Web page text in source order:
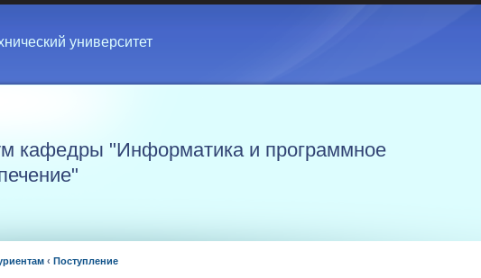
университет
кафедры "Информатика и программное
‹ Поступление